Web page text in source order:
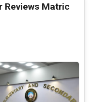
Reviews Matric